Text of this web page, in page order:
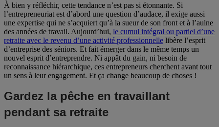
À bien y réfléchir, cette tendance n’est pas si étonnante. Si
l’entrepreneuriat est d’abord une question d’audace, il exige aussi
une expertise qui ne s’acquiert qu’à la sueur de son front et à l’aulne
des années de travail. Aujourd’hui, le cumul intégral ou partiel d’une
retraite avec le revenu d’une activité professionnelle libère l’esprit
d’entreprise des séniors. Et fait émerger dans le même temps un
nouvel esprit d’entreprendre. Ni appât du gain, ni besoin de
reconnaissance hiérarchique, ces entrepreneurs cherchent avant tout
un sens à leur engagement. Et ça change beaucoup de choses !
Gardez la pêche en travaillant
pendant sa retraite